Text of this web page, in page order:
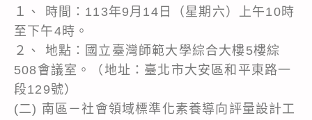
１、 時間：113年9月14日（星期六）上午10時
至下午4時。
２、 地點：國立臺灣師範大學綜合大樓5樓綜
508會議室。（地址：臺北市大安區和平東路一
段129號）
(二) 南區－社會領域標準化素養導向評量設計工